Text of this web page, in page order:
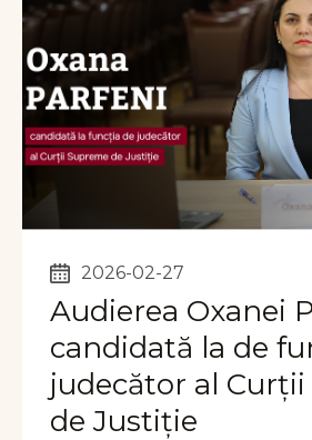
2026-02-27
Audierea Oxanei
candidată la de
judecător al
de Justiție